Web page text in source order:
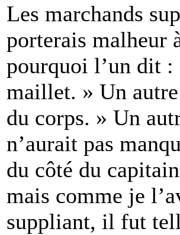
Les marchands
porterais malheur
pourquoi l’un dit :
maillet. » Un
du corps. » Un
n’aurait pas
du côté du
mais comme je
suppliant, il fut